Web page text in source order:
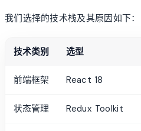
我们选择的技术栈及其原因如下：
技术类别 选型
前端框架 React 18
状态管理 Redux Toolkit